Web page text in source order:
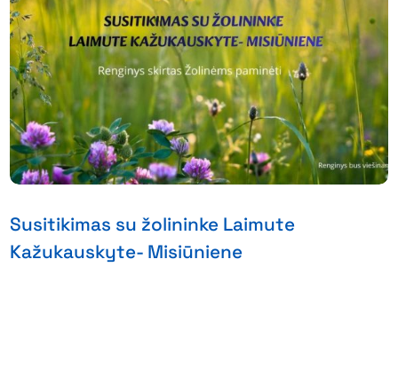
Susitikimas su žolininke Laimute
Kažukauskyte- Misiūniene